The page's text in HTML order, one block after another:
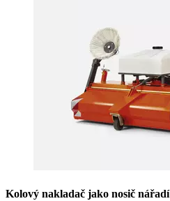
Kolový nakladač jako nosič nářadí